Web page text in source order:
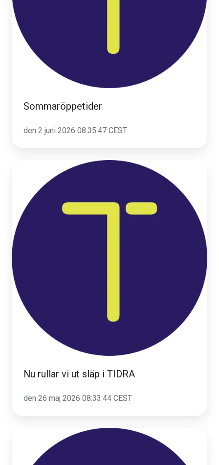
Sommaröppetider
den 2 juni 2026 08:35:47 CEST
släp
TIDRA
Nu rullar vi ut släp i TIDRA
den 26 maj 2026 08:33:44 CEST
Transpa